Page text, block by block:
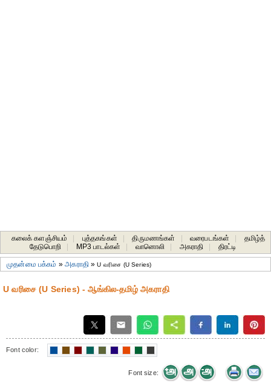
கலைக் களஞ்சியம் புத்தகங்கள் திருமணங்கள் வரைபடங்கள்
தமிழ்த்
தேடுபொறி
MP3 பாடல்கள் வானொலி அகராதி திரட்டி
முதன்மை பக்கம் »அகராதி»U வரிசை (U Series)
U வரிசை (U Series) - ஆங்கில-தமிழ் அகராதி
Font color:
Font size: